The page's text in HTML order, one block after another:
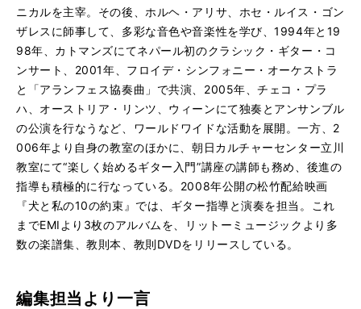
ニカルを主宰。その後、ホルヘ・アリサ、ホセ・ルイス・ゴン
ザレスに師事して、多彩な音色や音楽性を学び、1994年と19
98年、カトマンズにてネパール初のクラシック・ギター・コ
ンサート、2001年、フロイデ・シンフォニー・オーケストラ
と「アランフェス協奏曲」で共演、2005年、チェコ・プラ
ハ、オーストリア・リンツ、ウィーンにて独奏とアンサンブル
の公演を行なうなど、ワールドワイドな活動を展開。一方、2
006年より自身の教室のほかに、朝日カルチャーセンター立川
教室にて“楽しく始めるギター入門”講座の講師も務め、後進の
指導も積極的に行なっている。2008年公開の松竹配給映画
『犬と私の10の約束』では、ギター指導と演奏を担当。これ
までEMIより3枚のアルバムを、リットーミュージックより多
数の楽譜集、教則本、教則DVDをリリースしている。
編集担当より一言